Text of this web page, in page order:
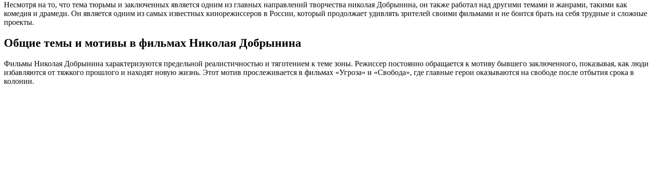
Несмотря на то, что тема тюрьмы и заключенных является одним из главных направлений творчества николая Добрынина, он также работал над другими темами и жанрами, такими как
комедия и драмеди. Он является одним из самых известных кинорежиссеров в России, который продолжает удивлять зрителей своими фильмами и не боится брать на себя трудные и сложные
проекты.
Общие темы и мотивы в фильмах Николая Добрынина
Фильмы Николая Добрынина характеризуются предельной реалистичностью и тяготением к теме зоны. Режиссер постоянно обращается к мотиву бывшего заключенного, показывая, как люди
избавляются от тяжкого прошлого и находят новую жизнь. Этот мотив прослеживается в фильмах «Угроза» и «Свобода», где главные герои оказываются на свободе после отбытия срока в
колонии.